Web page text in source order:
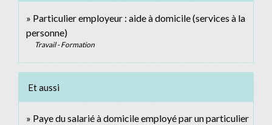
Particulier employeur : aide à domicile (services à la
personne)
Travail - Formation
Et aussi
Paye du salarié à domicile employé par un particulier